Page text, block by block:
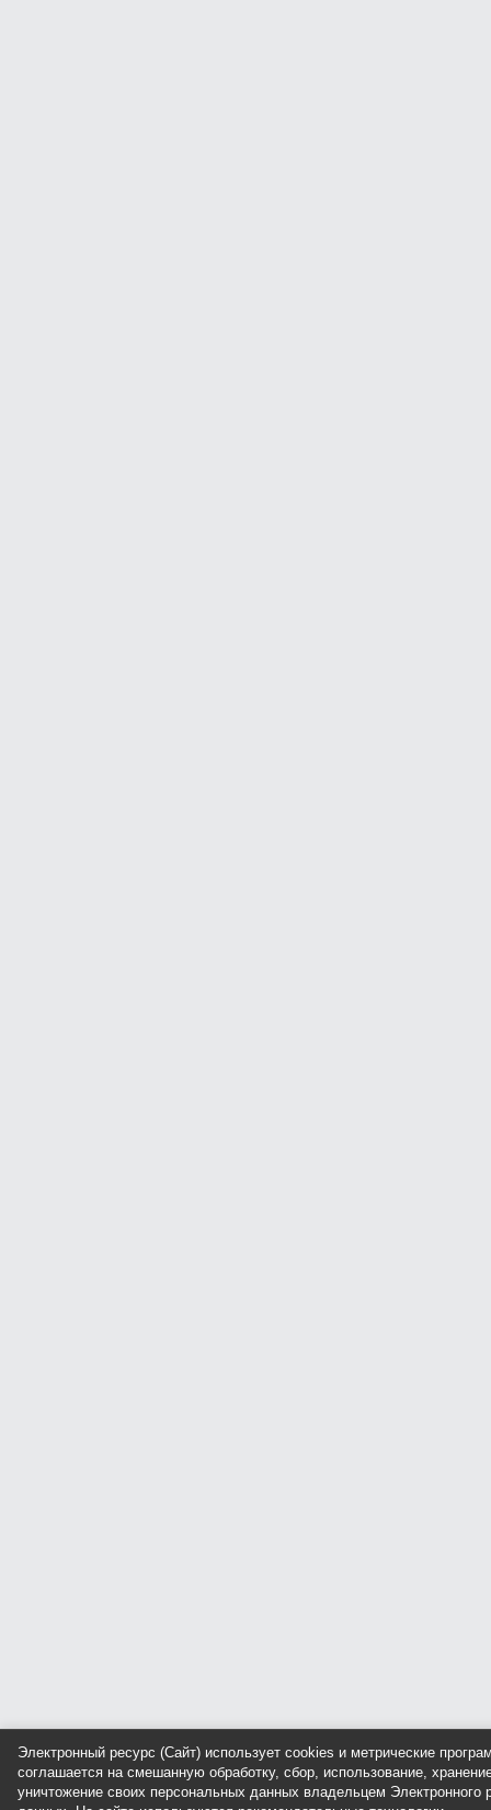
Электронный ресурс (Сайт) использует cookies и метрические
соглашается на смешанную обработку, сбор, использование,
уничтожение своих персональных данных владельцем Электронного